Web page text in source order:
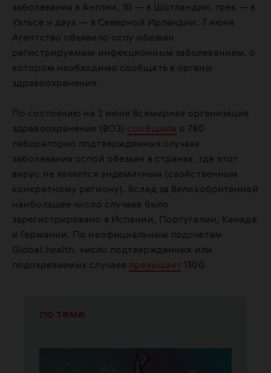
заболевания в Англии, 10 — в Шотландии, трех — в
Уэльсе и двух — в Северной Ирландии. 7 июня
Агентство объявило оспу обезьян
регистрируемым инфекционным заболеванием, о
котором необходимо сообщать в органы
здравоохранения.
По состоянию на 2 июня Всемирная организация
здравоохранения (ВОЗ) сообщила о 780
лабораторно подтвержденных случаях
заболевания оспой обезьян в странах, где этот
вирус не является эндемичным (свойственным
конкретному региону). Вслед за Великобританией
наибольшее число случаев было
зарегистрировано в Испании, Португалии, Канаде
и Германии. По неофициальным подсчетам
Global.health, число подтвержденных или
подозреваемых случаев превышает 1300.
по теме